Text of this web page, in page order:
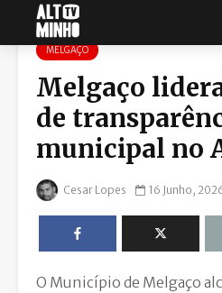
MELGAÇO
Melgaço
de
municipal no
Cesar Lopes 16 Junho,
O Município de Melgaço